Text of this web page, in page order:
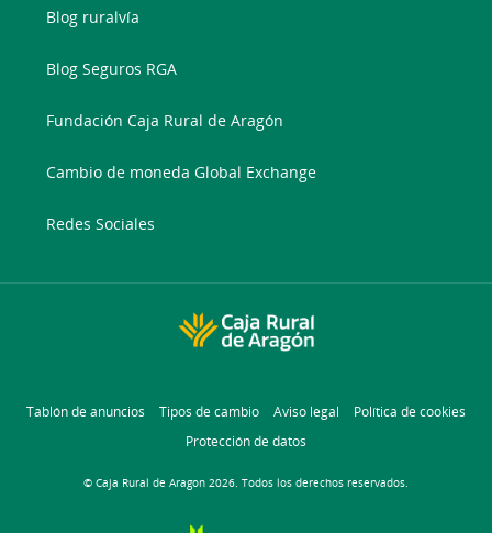
Blog ruralvía
Blog Seguros RGA
Fundación Caja Rural de Aragón
Cambio de moneda Global Exchange
Redes Sociales
Tablón de anuncios Tipos de cambio Aviso legal
Política de cookies
Protección de datos
© Caja Rural de Aragon 2026. Todos los derechos reservados.